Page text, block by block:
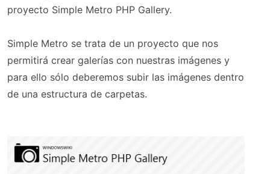
proyecto Simple Metro PHP Gallery.
Simple Metro se trata de un proyecto que nos
permitirá crear galerías con nuestras imágenes y
para ello sólo deberemos subir las imágenes dentro
de una estructura de carpetas.